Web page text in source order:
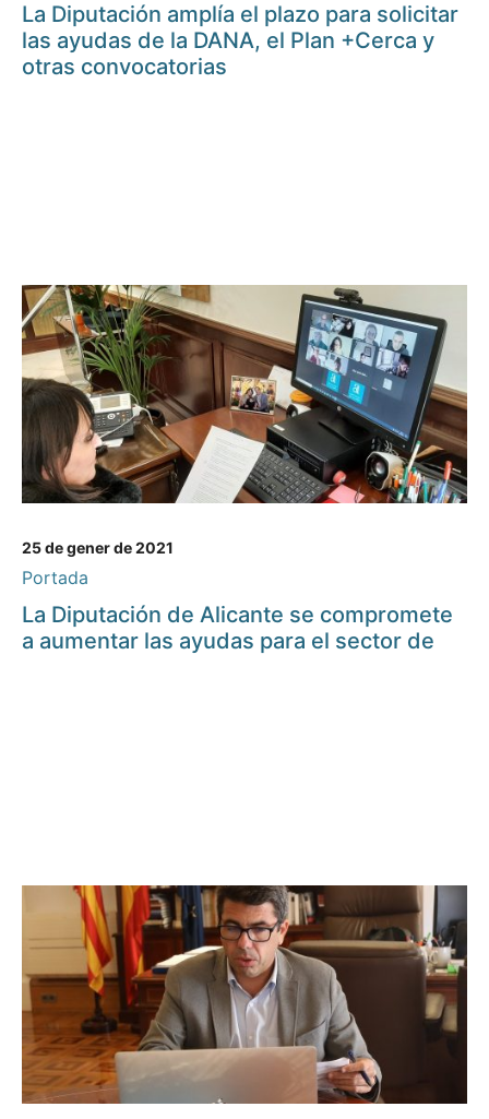
La Diputación amplía el plazo para solicitar
las ayudas de la DANA, el Plan +Cerca y
otras convocatorias
25 de gener de 2021
Portada
La Diputación de Alicante se compromete
a aumentar las ayudas para el sector de